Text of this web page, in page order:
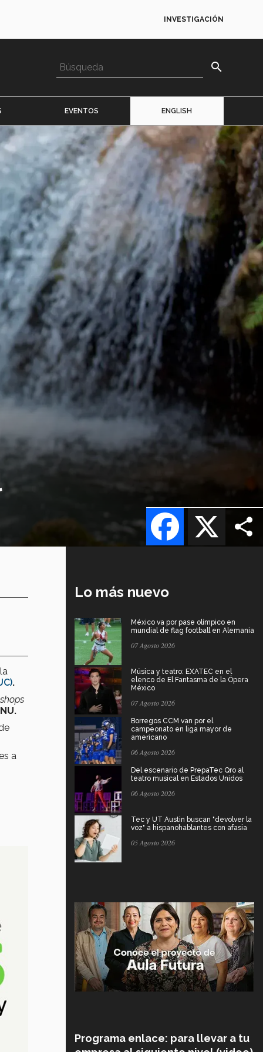
INVESTIGACIÓN
search
EVENTOS ENGLISH
X
Facebook
.
a
Lo más nuevo
México va por pase olímpico en
mundial de flag football en Alemania
07 Agosto 2026
Música y teatro: EXATEC en el
elenco de El Fantasma de la Ópera
México
07 Agosto 2026
Borregos CCM van por el
campeonato en liga mayor de
americano
06 Agosto 2026
Del escenario de PrepaTec Qro al
teatro musical en Estados Unidos
06 Agosto 2026
Tec y UT Austin buscan "devolver la
voz" a hispanohablantes con afasia
05 Agosto 2026
Programa enlace: para llevar a tu